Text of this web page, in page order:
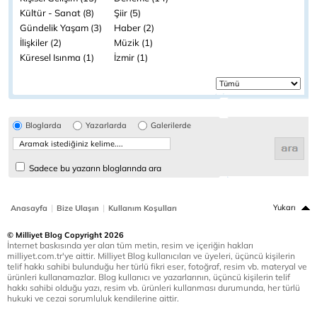
Kültür - Sanat (8)
Şiir (5)
Gündelik Yaşam (3)
Haber (2)
İlişkiler (2)
Müzik (1)
Küresel Isınma (1)
İzmir (1)
Bloglarda Yazarlarda Galerilerde
Sadece bu yazarın bloglarında ara
Anasayfa | Bize Ulaşın | Kullanım Koşulları Yukarı
© Milliyet Blog Copyright 2026
İnternet baskısında yer alan tüm metin, resim ve içeriğin hakları
milliyet.com.tr'ye aittir. Milliyet Blog kullanıcıları ve üyeleri, üçüncü kişilerin
telif hakkı sahibi bulunduğu her türlü fikri eser, fotoğraf, resim vb. materyal ve
ürünleri kullanamazlar. Blog kullanıcı ve yazarlarının, üçüncü kişilerin telif
hakkı sahibi olduğu yazı, resim vb. ürünleri kullanması durumunda, her türlü
hukuki ve cezai sorumluluk kendilerine aittir.